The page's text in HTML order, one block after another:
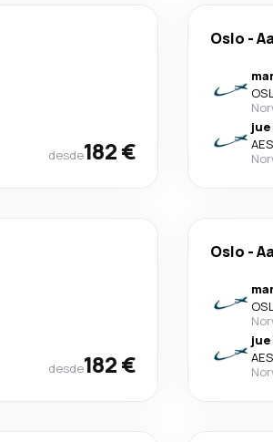
desde182 €
Oslo -
jue
AES
desde182 €
Oslo -
jue
AES